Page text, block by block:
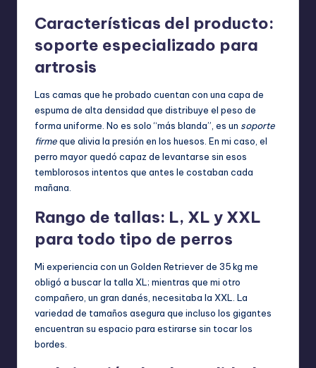
Características del producto:
soporte especializado para
artrosis
Las camas que he probado cuentan con una capa de
espuma de alta densidad que distribuye el peso de
forma uniforme. No es solo “más blanda”, es un soporte
firmeque alivia la presión en los huesos. En mi caso, el
perro mayor quedó capaz de levantarse sin esos
temblorosos intentos que antes le costaban cada
mañana.
Rango de tallas: L, XL y XXL
para todo tipo de perros
Mi experiencia con un Golden Retriever de 35 kg me
obligó a buscar la talla XL; mientras que mi otro
compañero, un gran danés, necesitaba la XXL. La
variedad de tamaños asegura que incluso los gigantes
encuentran su espacio para estirarse sin tocar los
bordes.